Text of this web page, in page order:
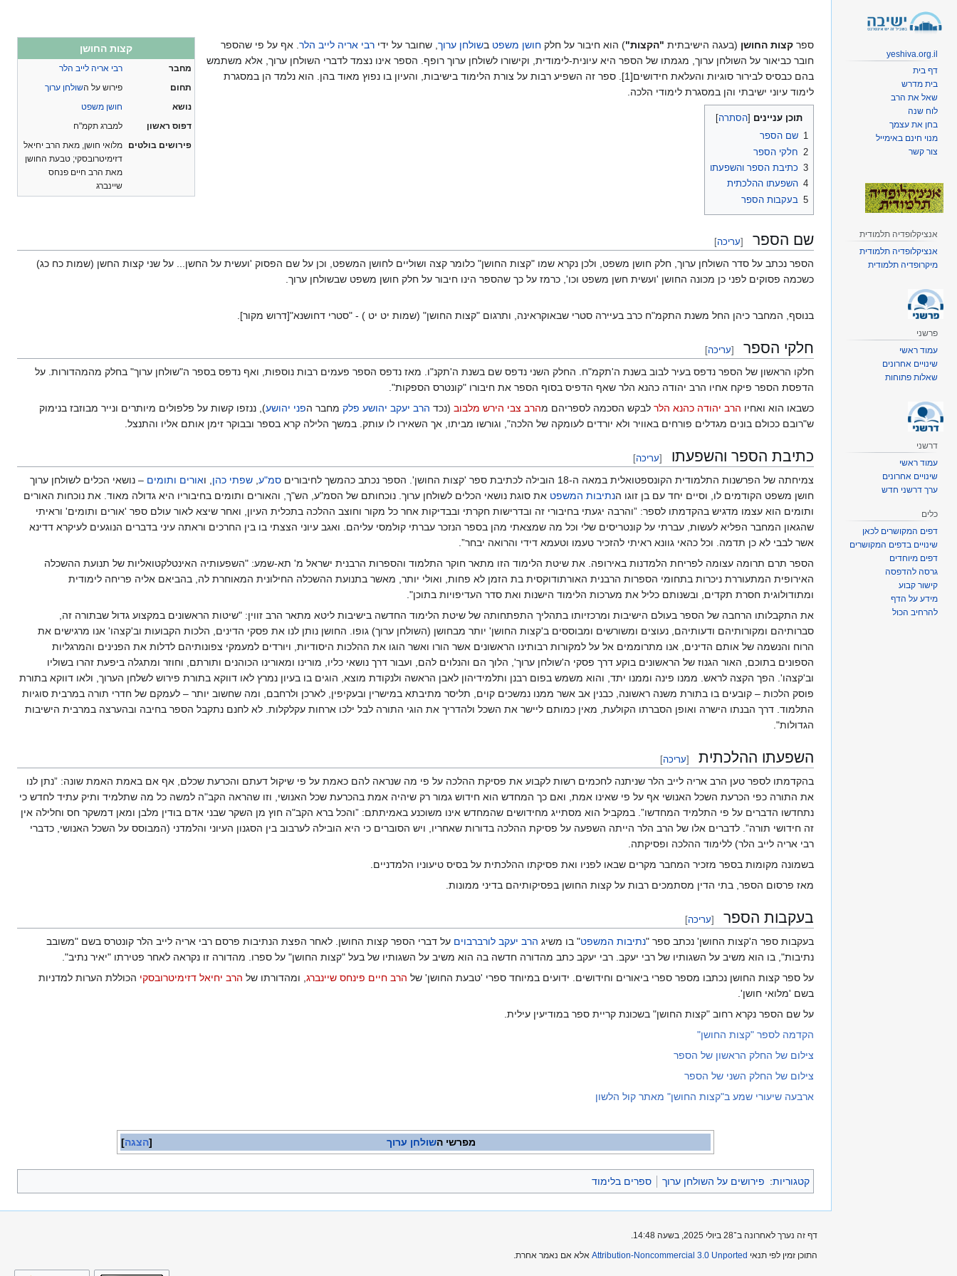
קצות החושן
מחבר
רבי אריה לייב הלר
תחום
פירוש על השולחן ערוך
נושא
חושן משפט
דפוס ראשון
למברג תקמ"ח
פירושים בולטים
מלואי חושן, מאת הרב יחיאל
דזימיטרובסקי; טבעת החושן
מאת הרב חיים פנחס
שיינברג
ספר קצות החושן (בעגה הישיבתית "הקצות") הוא חיבור על חלק חושן משפט בשולחן ערוך, שחובר על ידי רבי אריה לייב הלר. אף על פי שהספר
חובר כביאור על השולחן ערוך, מגמתו של הספר היא עיונית-לימודית, וקישורו לשולחן ערוך רופף. הספר אינו נצמד לדברי השולחן ערוך, אלא משתמש
בהם כבסיס לבירור סוגיות והעלאת חידושים[1]. ספר זה השפיע רבות על צורת הלימוד בישיבות, והעיון בו נפוץ מאוד בהן. הוא נלמד הן במסגרת
לימוד עיוני ישיבתי והן במסגרת לימודי הלכה.
תוכן עניינים
1 שם הספר
2 חלקי הספר
3 כתיבת הספר והשפעתו
4 השפעתו ההלכתית
5 בעקבות הספר
שם הספר [עריכה]
הספר נכתב על סדר השולחן ערוך, חלק חושן משפט, ולכן נקרא שמו "קצות החושן" כלומר קצה ושוליים לחושן המשפט, וכן על שם הפסוק 'ועשית על החשן... על שני קצות החשן (שמות כח כג)
כשכמה פסוקים לפני כן מכונה החושן 'ועשית חשן משפט וכו', כרמז על כך שהספר הינו חיבור על חלק חושן משפט שבשולחן ערוך.
בנוסף, המחבר כיהן החל משנת התקמ"ח כרב בעיירה סטרי שבאוקראינה, ותרגום "קצות החושן" (שמות יט יט ) - "סטרי דחושנא"[דרוש מקור].
חלקי הספר [עריכה]
חלקו הראשון של הספר נדפס בעיר לבוב בשנת ה'תקמ"ח. החלק השני נדפס שם בשנת ה'תקנ"ו. מאז נדפס הספר פעמים רבות נוספות, ואף נדפס בספר ה"שולחן ערוך" בחלק מהמהדורות. על
הדפסת הספר פיקח אחיו הרב יהודה כהנא הלר שאף הדפיס בסוף הספר את חיבורו "קונטרס הספקות".
כשבאו הוא ואחיו הרב יהודה כהנא הלר לבקש הסכמה לספריהם מהרב צבי הירש מלבוב (נכד הרב יעקב יהושע פלק מחבר הפני יהושע), ננזפו קשות על פלפולים מיותרים ונייר מבוזבז בנימוק
ש"רובם ככולם בונים מגדלים פורחים באוויר ולא יורדים לעומקה של הלכה", וגורשו מביתו, אך השאירו לו עותק. במשך הלילה קרא בספר ובבוקר זימן אותם אליו והתנצל.
כתיבת הספר והשפעתו [עריכה]
צמיחתה של הפרשנות התלמודית הקונספטואלית במאה ה-18 הובילה לכתיבת ספר 'קצות החושן'. הספר נכתב כהמשך לחיבורים סמ"ע, שפתי כהן, ואורים ותומים – נושאי הכלים לשולחן ערוך
חושן משפט הקודמים לו, וסיים יחד עם בן זוגו הנתיבות המשפט את סוגת נושאי הכלים לשולחן ערוך. נוכחותם של הסמ"ע, הש"ך, והאורים ותומים בחיבוריו היא גדולה מאוד. את נוכחות האורים
ותומים הוא עצמו מדגיש בהקדמתו לספר: ”והרבה יגעתי בחיבורי זה ובדרישות חקרתי ובבדיקות אחר כל מקור וחוצב ההלכה בתכלית העיון, ואחר שיצא לאור עולם ספר 'אורים ותומים' וראיתי
שהגאון המחבר הפליא לעשות, עברתי על קונטריסים שלי וכל מה שמצאתי מהן בספר הנזכר עברתי קולמסי עליהם. ואגב עיוני הצצתי בו בין החרכים וראתה עיני בדברים הנוגעים לעיקרא דדינא
אשר לבבי לא כן תדמה. וכל כהאי גוונא ראיתי להזכיר טעמו וטעמא דידי והרואה יבחר”.
הספר תרם תרומה עצומה לפריחת הלמדנות באירופה. את שיטת הלימוד הזו מתאר חוקר התלמוד והספרות הרבנית ישראל מ' תא-שמע: "השפעותיה האינטלקטואליות של תנועת ההשכלה
האירופית המתעוררת ניכרות בתחומי הספרות הרבנית האורתודוקסית בת הזמן לא פחות, ואולי יותר, מאשר בתנועת ההשכלה החילונית המאוחרת לה, בהביאם אליה פריחה לימודית
ומתודולוגית חסרת תקדים, ובשנותם כליל את מערכות הלימוד הישנות ואת סדר העדיפויות בתוכן".
את התקבלותו הרחבה של הספר בעולם הישיבות ומרכזיותו בתהליך התפתחותה של שיטת הלימוד החדשה בישיבות ליטא מתאר הרב זווין: "שיטות הראשונים במקצוע גדול שבתורה זה,
סברותיהם ומקורותיהם ודעותיהם, נעוצים ומשורשים ומבוססים ב'קצות החושן' יותר מבחושן (השולחן ערוך) גופו. החושן נותן לנו את פסקי הדינים, הלכות הקבועות וב'קצהו' אנו מרגישים את
הרוח והנשמה של אותם הדינים, אנו מתרוממים אל על למקורות רבותינו הראשונים אשר הורו ואשר הוגו את ההלכות היסודיות, ויורדים למעמקי צפונותיהם לדלות את הפנינים והמרגליות
הספונים בתוכם, האור הגנוז של הראשונים בוקע דרך פסקי ה'שולחן ערוך', הלוך הם והנלוים להם, ועבור דרך נושאי כליו, מורינו ומאורינו הכוהנים ותורתם, וחוזר ומתגלה ביפעת זהרו בשוליו
וב'קצהו'. הפך הקצה לראש. ממנו פינה וממנו יתד, והוא משמש בפום רבנן ותלמידיהון לאבן הראשה ולנקודת מוצא, הוגים בו בעיון נמרץ לאו דווקא בתורת פירוש לשלחן הערוך, ולאו דווקא בתורת
פוסק הלכות – קובעים בו בתורת משנה ראשונה, כבנין אב אשר ממנו נמשכים קוים, תליסר מתיבתא במישרין ובעקיפין, לארכן ולרחבם, ומה שחשוב יותר – לעמקם של חדרי תורה במרבית סוגיות
התלמוד. דרך הבנתו הישרה ואופן הסברתו הקולעת, מאין כמותם ליישר את השכל ולהדריך את הוגי התורה לבל ילכו ארחות עקלקלות. לא לחנם נתקבל הספר בחיבה ובהערצה במרבית הישיבות
הגדולות".
השפעתו ההלכתית [עריכה]
בהקדמתו לספר טען הרב אריה לייב הלר שניתנה לחכמים רשות לקבוע את פסיקת ההלכה על פי מה שנראה להם כאמת על פי שיקול דעתם והכרעת שכלם, אף אם באמת האמת שונה: ”נתן לנו
את התורה כפי הכרעת השכל האנושי אף על פי שאינו אמת, ואם כך המחדש הוא חידוש גמור רק שיהיה אמת בהכרעת שכל האנושי, וזו שהראה הקב"ה למשה כל מה שתלמיד ותיק עתיד לחדש כי
נתחדשו הדברים על פי התלמיד המחדשו”. במקביל הוא מסתייג מחידושים שהמחדש אינו משוכנע באמיתתם: ”והכל ברא הקב"ה חוץ מן השקר שבני אדם בודין מלבן ומאן דמשקר חס וחלילה אין
זה חידושי תורה”. לדברים אלו של הרב הלר הייתה השפעה על פסיקת ההלכה בדורות שאחריו, ויש הסוברים כי היא הובילה לערבוב בין הסגנון העיוני והלמדני (המבוסס על השכל האנושי, כדברי
רבי אריה לייב הלר) ללימוד ההלכה ופסיקתה.
בשמונה מקומות בספר מזכיר המחבר מקרים שבאו לפניו ואת פסיקתו ההלכתית על בסיס טיעוניו הלמדניים.
מאז פרסום הספר, בתי הדין מסתמכים רבות על קצות החושן בפסיקותיהם בדיני ממונות.
בעקבות הספר [עריכה]
בעקבות ספר ה'קצות החושן' נכתב ספר "נתיבות המשפט" בו משיג הרב יעקב לורברבוים על דברי הספר קצות החושן. לאחר הפצת הנתיבות פרסם רבי אריה לייב הלר קונטרס בשם "משובב
נתיבות", בו הוא משיב על השגותיו של רבי יעקב. רבי יעקב כתב מהדורה חדשה בה הוא משיב על השגותיו של בעל "קצות החושן" על ספרו. מהדורה זו נקראה לאחר פטירתו "יאיר נתיב".
על ספר קצות החושן נכתבו מספר ספרי ביאורים וחידושים. ידועים במיוחד ספרי 'טבעת החושן' של הרב חיים פינחס שיינברג, ומהדורתו של הרב יחיאל דזימיטרובסקי הכוללת הערות למדניות
בשם 'מלואי חושן'.
על שם הספר נקרא רחוב "קצות החושן" בשכונת קריית ספר במודיעין עילית.
הקדמה לספר "קצות החושן"
צילום של החלק הראשון של הספר
צילום של החלק השני של הספר
ארבעה שיעורי שמע ב"קצות החושן" מאתר קול הלשון
הצגה מפרשי השולחן ערוך
קטגוריות: פירושים על השולחן ערוך ספרים בלימוד
yeshiva.org.il
דף בית
בית מדרש
שאל את הרב
לוח שנה
בחן את עצמך
מנוי חינם באימייל
צור קשר
אנציקלופדיה תלמודית
אנציקלופדיה תלמודית
מיקרופדיה תלמודית
פרשני
עמוד ראשי
שינויים אחרונים
שאלות פתוחות
דרשני
עמוד ראשי
שינויים אחרונים
ערך דרשני חדש
כלים
דפים המקושרים לכאן
שינויים בדפים המקושרים
דפים מיוחדים
גרסה להדפסה
קישור קבוע
מידע על הדף
להרחיב הכול
דף זה נערך לאחרונה ב־28 ביולי 2025, בשעה 14:48.
התוכן זמין לפי תנאי Attribution-Noncommercial 3.0 Unported אלא אם נאמר אחרת.